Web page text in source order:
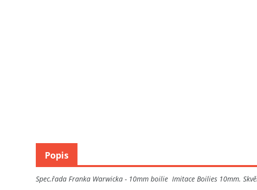
Spec.řada Franka Warwicka - 10mm boilie Imitace Boilies 10mm.
Popis